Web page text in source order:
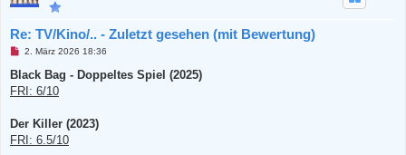
Re: TV/Kino/.. - Zuletzt gesehen (mit Bewertung)
U
g
l
e
n
e
2. März 2026 18:36
Black Bag - Doppeltes Spiel (2025)
FRI: 6/10
Der Killer (2023)
FRI: 6.5/10